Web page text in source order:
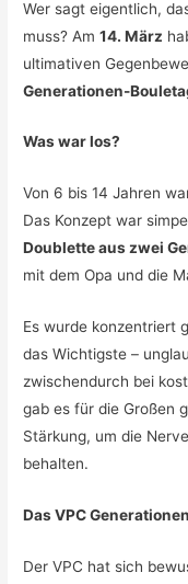
Wer sagt eigentlich,
muss? Am14. März
ultimativen
Generationen-
Was war los?
Von 6 bis 14 Jahren
Das Konzept war
Doublette aus zwei
mit dem Opa und die
Es wurde konzentriert
das Wichtigste –
zwischendurch bei
gab es für die Großen
Stärkung, um die
behalten.
Das VPC
Der VPC hat sich